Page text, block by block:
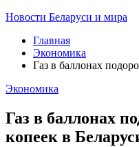
Новости Беларуси и мира
Главная
Экономика
Газ в баллонах
Экономика
Газ в баллонах
копеек в